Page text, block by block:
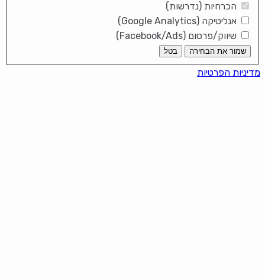
הכרחיות (נדרשות)
אנליטיקה (Google Analytics)
שיווק/פרסום (Facebook/Ads)
שמור את הבחירה בטל
מדיניות הפרטיות